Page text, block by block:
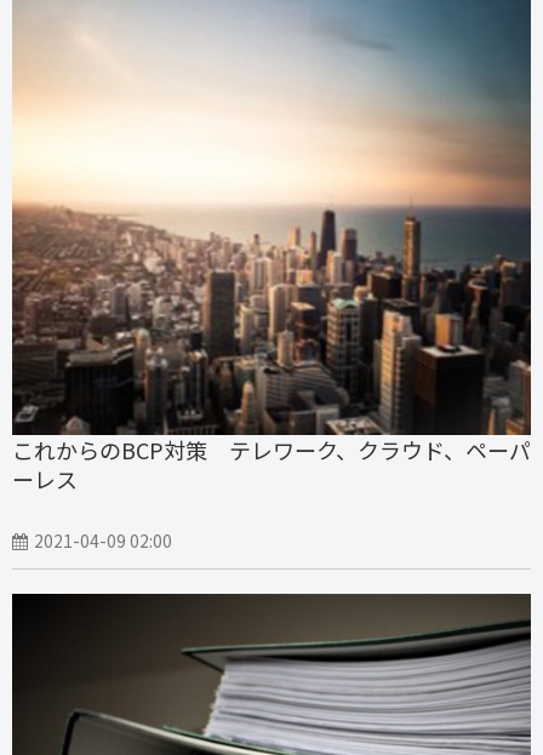
これからのBCP対策 テレワーク、クラウド、ペーパ
ーレス
2021-04-09 02:00